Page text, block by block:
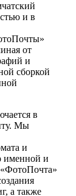
и в
от
и
сборкой
в
Мы
и
именной и
а также